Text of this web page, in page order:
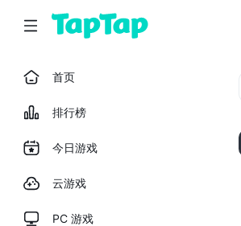
首页
排行榜
今日游戏
云游戏
PC 游戏